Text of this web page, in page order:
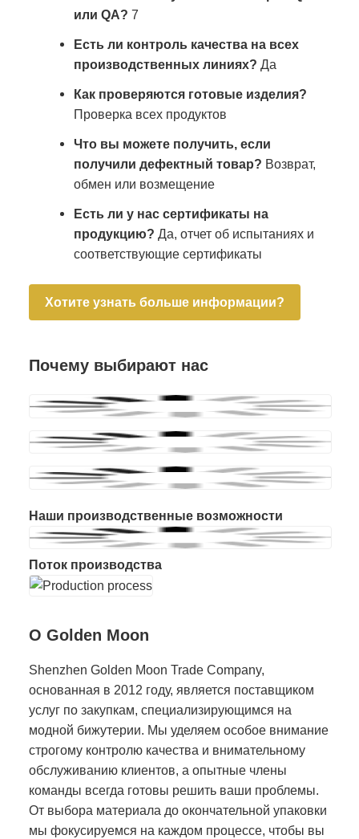
или QA? 7
Есть ли контроль качества на всех
производственных линиях? Да
Как проверяются готовые изделия?
Проверка всех продуктов
Что вы можете получить, если
получили дефектный товар? Возврат,
обмен или возмещение
Есть ли у нас сертификаты на
продукцию? Да, отчет об испытаниях и
соответствующие сертификаты
Хотите узнать больше информации?
Почему выбирают нас
Наши производственные возможности
Поток производства
О Golden Moon
Shenzhen Golden Moon Trade Company,
основанная в 2012 году, является поставщиком
услуг по закупкам, специализирующимся на
модной бижутерии. Мы уделяем особое внимание
строгому контролю качества и внимательному
обслуживанию клиентов, а опытные члены
команды всегда готовы решить ваши проблемы.
От выбора материала до окончательной упаковки
мы фокусируемся на каждом процессе, чтобы вы